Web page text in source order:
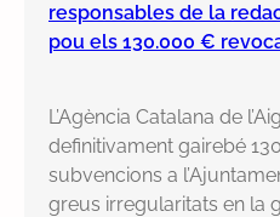
responsables de la
pou els 130.000 €
L’Agència Catalana de
definitivament gairebé
subvencions a
greus irregularitats en la